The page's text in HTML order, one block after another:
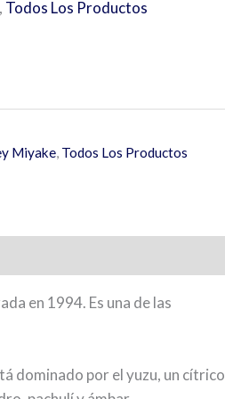
Todos Los Productos
Miyake, Todos Los Productos
en 1994. Es una de las
dominado por el yuzu, un cítrico